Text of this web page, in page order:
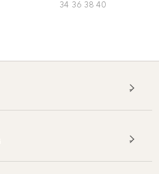
34 36 38 40